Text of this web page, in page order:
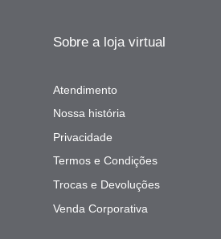
Sobre a loja virtual
Atendimento
Nossa história
Privacidade
Termos e Condições
Trocas e Devoluções
Venda Corporativa